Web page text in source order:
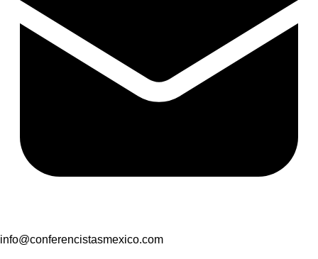
info@conferencistasmexico.com